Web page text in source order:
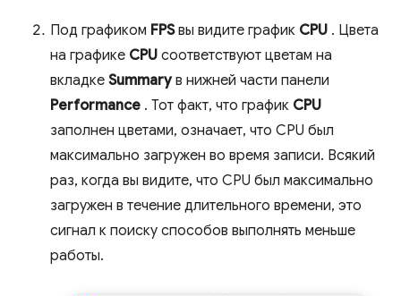
Под графиком FPSвы видите график CPU . Цвета
на графике CPU соответствуют цветам на
вкладке Summaryв нижней части панели
Performance . Тот факт, что график CPU
заполнен цветами, означает, что CPU был
максимально загружен во время записи. Всякий
раз, когда вы видите, что CPU был максимально
загружен в течение длительного времени, это
сигнал к поиску способов выполнять меньше
работы.